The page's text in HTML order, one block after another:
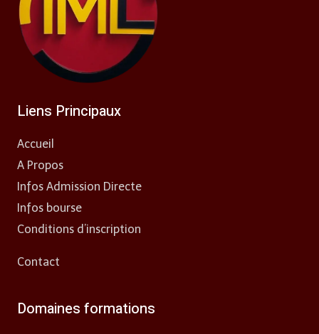
Liens Principaux
Accueil
A Propos
Infos Admission Directe
Infos bourse
Conditions d’inscription
Contact
Domaines formations